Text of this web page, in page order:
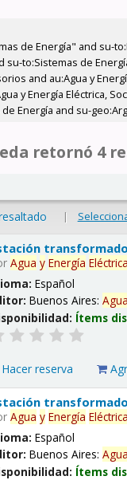
de Energía" and su-
to:Sistemas de
and au:Agua y
y Energía Eléctrica,
Energía and su-
retornó 4
|
Agua y Energía
Español
Buenos Aires:Agua
Ítems
Hacer reserva
Agua y Energía
Español
Buenos Aires:Agua
Ítems